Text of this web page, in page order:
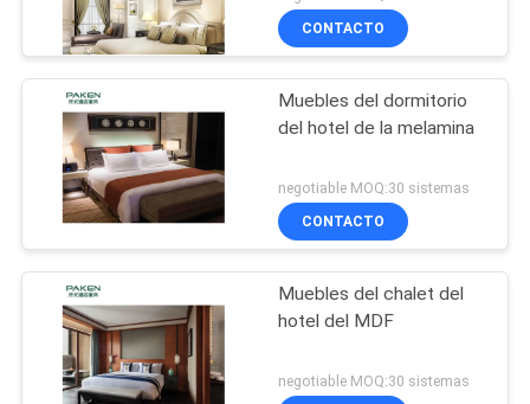
CONTACTO
Muebles del dormitorio
del hotel de la melamina
negotiable MOQ:30 sistemas
CONTACTO
Muebles del chalet del
hotel del MDF
negotiable MOQ:30 sistemas